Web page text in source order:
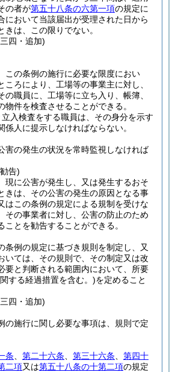
の者が第五十八条の六第一項の規定に
において当該届出が受理された日から
きは、この限りでない。
四・追加)
この条例の施行に必要な限度におい
ころにより、工場等の事業主に対し、
の職員に、工場等に立ち入り、帳簿、
物件を検査させることができる。
入検査をする職員は、その身分を示す
係人に提示しなければならない。
害の発生の状況を常時監視しなければ
告)
現に公害が発生し、又は発生するおそ
きは、その公害の発生の原因となる事
はこの条例の規定による規制を受けな
その事業者に対し、公害の防止のため
ことを勧告することができる。
条例の規定に基づき規則を制定し、又
いては、その規則で、その制定又は改
要と判断される範囲内において、所要
する経過措置を含む。)を定めること
四・追加)
の施行に関し必要な事項は、規則で定
条 第二十六条 第三十六条
第四十
二項又は第五十八条の十第二項の規定